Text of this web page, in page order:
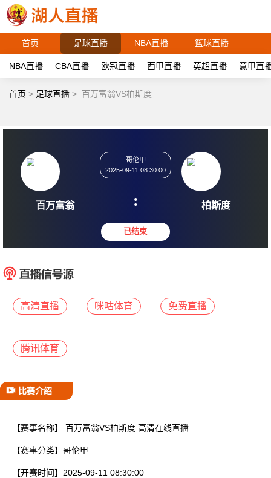
首页 足球直播 NBA直播 篮球直播
NBA直播 CBA直播 欧冠直播 西甲直播 英超直播 意甲直
首页 > 足球直播 > 百万富翁VS柏斯度
百万富翁
2025-09-11 08:30:00
: 柏
高清直播 咪咕体育 免费直播
腾讯体育
比赛介绍
【赛事名称】 百万富翁VS柏斯度 高清在线直播
【赛事分类】 哥伦甲
【开赛时间】 2025-09-11 08:30:00